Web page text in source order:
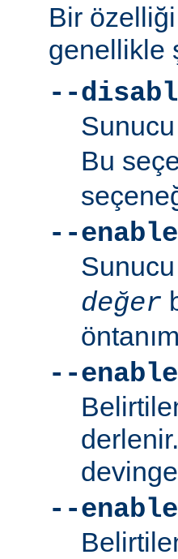
Bir
genellikle
--
Sunucu
Bu
--
Sunucu
değer
--
--